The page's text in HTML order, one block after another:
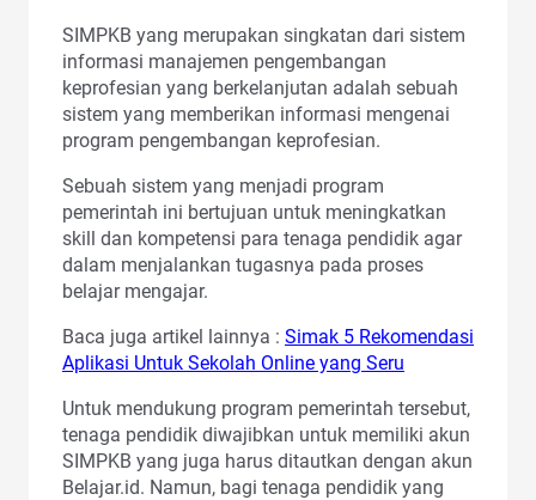
SIMPKB yang merupakan singkatan dari sistem
informasi manajemen pengembangan
keprofesian yang berkelanjutan adalah sebuah
sistem yang memberikan informasi mengenai
program pengembangan keprofesian.
Sebuah sistem yang menjadi program
pemerintah ini bertujuan untuk meningkatkan
skill dan kompetensi para tenaga pendidik agar
dalam menjalankan tugasnya pada proses
belajar mengajar.
Baca juga artikel lainnya : Simak 5 Rekomendasi
Aplikasi Untuk Sekolah Online yang Seru
Untuk mendukung program pemerintah tersebut,
tenaga pendidik diwajibkan untuk memiliki akun
SIMPKB yang juga harus ditautkan dengan akun
Belajar.id. Namun, bagi tenaga pendidik yang